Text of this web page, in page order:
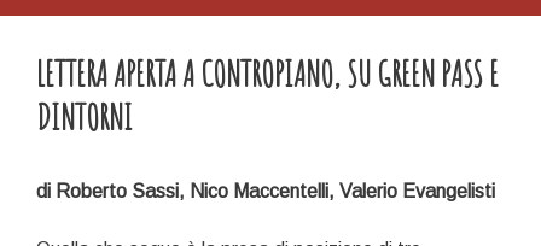
LETTERA APERTA A CONTROPIANO, SU GREEN PASS E
DINTORNI
di Roberto Sassi, Nico Maccentelli, Valerio Evangelisti